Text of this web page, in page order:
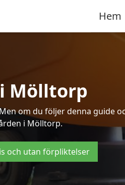
Hem
Mölltorp
om du följer denna guide
i Mölltorp.
och utan förpliktelser